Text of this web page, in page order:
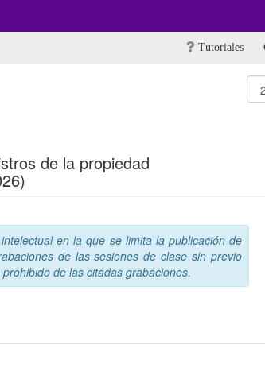
Tutoriales
de la propiedad
en la que se limita la publicación de
de las sesiones de clase sin previo
de las citadas grabaciones.